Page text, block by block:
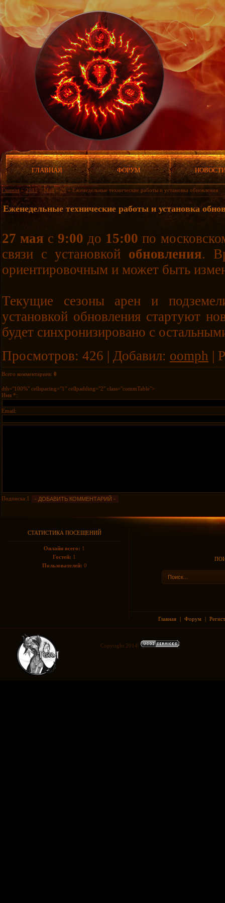
ГЛАВНАЯ ФОРУМ
Главная» 2015 » Май » 26 » Еженедельные технические работы и установка обновления
Еженедельные технические работы и установка
27 мая с9:00 до 15:00 по
связи с установкой обновления.
ориентировочным и может быть
Текущие сезоны арен и
установкой обновления стартуют
будет синхронизировано с
Просмотров: 426 | Добавил: oomph |
Всего комментариев: 0
dth="100%" cellspacing="1" cellpadding="2" class="commTable">
Имя *:
Email:
Подписка:1
СТАТИСТИКА ПОСЕЩЕНИЙ
Онлайн всего: 1
Гостей: 1
Пользователей: 0
Главная | Форум |
Copyright 2014|